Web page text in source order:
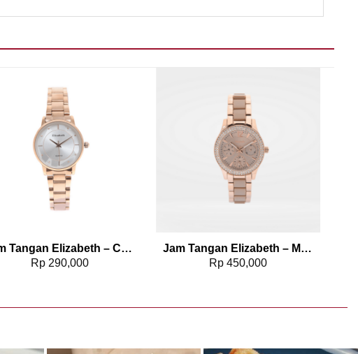
Jam Tangan Elizabeth – Chain Strap 2201-0612
Rp290,000
Add to wishlist
Jam Tangan Elizabeth – Marble Strap Kavya
Rp 450,000